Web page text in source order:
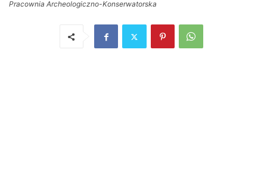
Pracownia Archeologiczno-Konserwatorska